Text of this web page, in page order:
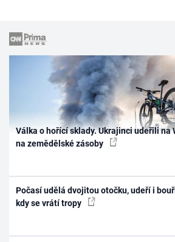
Válka o hořící sklady. Ukrajinci udeřili na
na zemědělské zásoby
Počasí udělá dvojitou otočku, udeří i
kdy se vrátí tropy